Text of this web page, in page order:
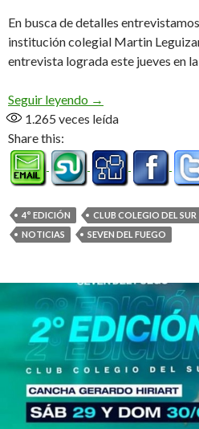
En busca de detalles
institución colegial Martin
entrevista lograda este jueves en
Seguir leyendo Llega la 4° edición
→
1.265 veces leída
Share this:
4° EDICIÓN CLUB COLEGIO DEL SUR
NOTICIAS
SEVEN DEL FUEGO